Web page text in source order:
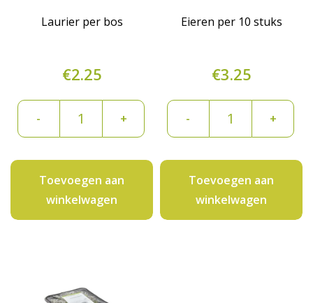
Laurier per bos
€2.25
- +
Toevoegen aan
winkelwagen
Eieren per 10 stuks
€3.25
-
aantal
+
Toevoegen aan
winkelwagen